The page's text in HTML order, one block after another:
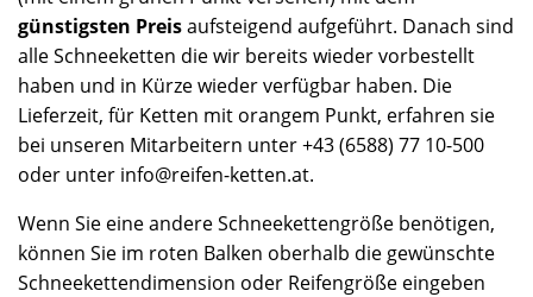
günstigsten Preisaufsteigend aufgeführt. Danach sind
alle Schneeketten die wir bereits wieder vorbestellt
haben und in Kürze wieder verfügbar haben. Die
Lieferzeit, für Ketten mit orangem Punkt, erfahren sie
bei unseren Mitarbeitern unter +43 (6588) 77 10-500
oder unter info@reifen-ketten.at.
Wenn Sie eine andere Schneekettengröße benötigen,
können Sie im roten Balken oberhalb die gewünschte
Schneekettendimension oder Reifengröße eingeben